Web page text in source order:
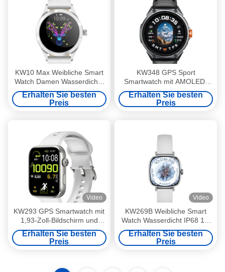
KW10 Max Weibliche Smart
Watch Damen Wasserdichte
Frauen Fitness Smartwatch
AMOLED-Display
Erhalten Sie besten
Preis
KW348 GPS Sport
Smartwatch mit AMOLED-
Display 5ATM Wasserdicht
Erhalten Sie besten
Preis
Video
KW293 GPS Smartwatch mit
1,93-Zoll-Bildschirm und
375mAh Akku
Erhalten Sie besten
Preis
Video
KW269B Weibliche Smart
Watch Wasserdicht IP68 1,7
Zoll Smartwatch Für Frauen
Gesundheit
Erhalten Sie besten
Preis